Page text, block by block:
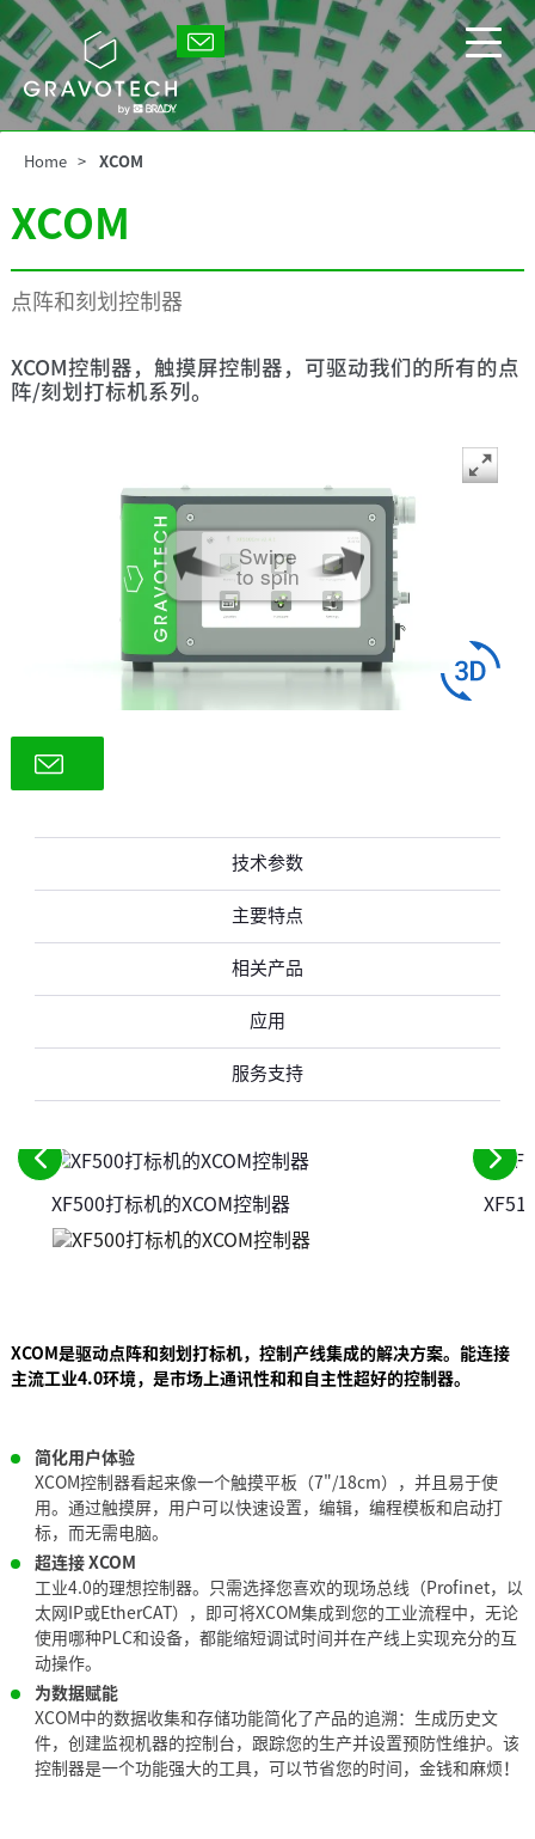
Skip
to
main
content
Gravotech
显
示/
隐
藏
Home XCOM
XCOM
点阵和刻划控制器
XCOM控制器，触摸屏控制器，可驱动我们的所有的点
阵/刻划打标机系列。
Swipe
to spin
技术参数
主要特点
相关产品
应用
服务支持
XF500打标机的XCOM控制器
请
参
阅
前
素
请
参
素
XCOM是驱动点阵和刻划打标机，控制产线集成的解决方案。能连接
主流工业4.0环境，是市场上通讯性和和自主性超好的控制器。
简化用户体验
XCOM控制器看起来像一个触摸平板（7"/18cm），并且易于使
用。通过触摸屏，用户可以快速设置，编辑，编程模板和启动打
标，而无需电脑。
超连接 XCOM
工业4.0的理想控制器。只需选择您喜欢的现场总线（Profinet，以
太网IP或EtherCAT），即可将XCOM集成到您的工业流程中，无论
使用哪种PLC和设备，都能缩短调试时间并在产线上实现充分的互
动操作。
为数据赋能
XCOM中的数据收集和存储功能简化了产品的追溯：生成历史文
件，创建监视机器的控制台，跟踪您的生产并设置预防性维护。该
控制器是一个功能强大的工具，可以节省您的时间，金钱和麻烦！